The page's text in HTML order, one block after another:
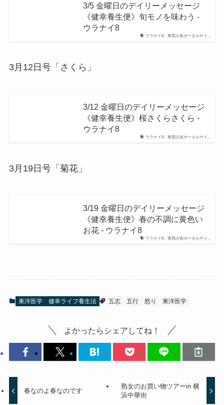
ウラナイ8 - 東西占術ポータルサイ...
3/5 金曜日のデイリーメッセージ
《健幸養生便》旬モノを味わう -
ウラナイ8
3月12日号「さくら」
ウラナイ8 - 東西占術ポータルサイ...
3/12 金曜日のデイリーメッセージ
《健幸養生便》桜さくらさくら -
ウラナイ8
3月19日号「菊花」
ウラナイ8 - 東西占術ポータルサイ...
3/19 金曜日のデイリーメッセージ
《健幸養生便》春の不調に黄色い
お花 - ウラナイ8
東洋医学 健幸ライフ養生法 五志 五行 怒り 東洋医学
よかったらシェアしてね！
春なのよ春なのです
熟女のお買い物ツアーin 横
浜中華街